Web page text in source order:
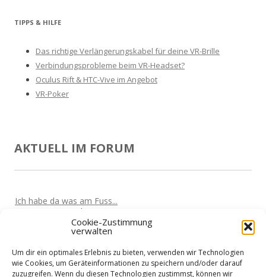
Cookie-Zustimmung
verwalten
Um dir ein optimales Erlebnis zu bieten, verwenden wir Technologien
wie Cookies, um Geräteinformationen zu speichern und/oder darauf
zuzugreifen. Wenn du diesen Technologien zustimmst, können wir
TIPPS & HILFE
Das richtige Verlängerungskabel für deine VR-Brille
Verbindungsprobleme beim VR-Headset?
Oculus Rift & HTC-Vive im Angebot
VR-Poker
AKTUELL IM FORUM
Ich habe da was am Fuss...
Vor 5 Jahren
Oculus Quest wird den Markt überrollen
Kabellose VR-Gaming mit einem Clould-Gaming Dienst?
VonNikVor 5 Jahren